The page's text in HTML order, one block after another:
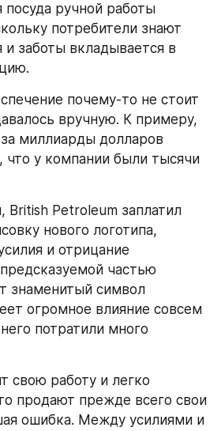
посуда ручной работы
потребители знают
и заботы вкладывается в
почему-то не стоит
вручную. К примеру,
миллиарды долларов
что у компании были тысячи
British Petroleum заплатил
нового логотипа,
и отрицание
частью
знаменитый символ
огромное влияние совсем
потратили много
свою работу и легко
продают прежде всего свои
ошибка. Между усилиями и